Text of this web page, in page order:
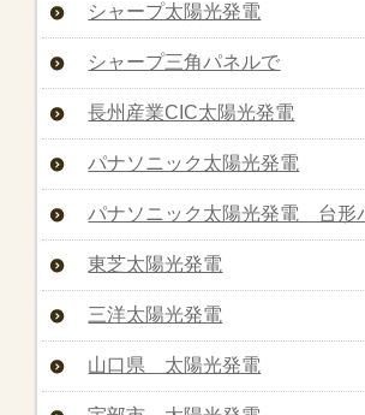
シャープ太陽光発電
シャープ三角パネルで
長州産業CIC太陽光発電
パナソニック太陽光発電
パナソニック太陽光発電 台形
東芝太陽光発電
三洋太陽光発電
山口県 太陽光発電